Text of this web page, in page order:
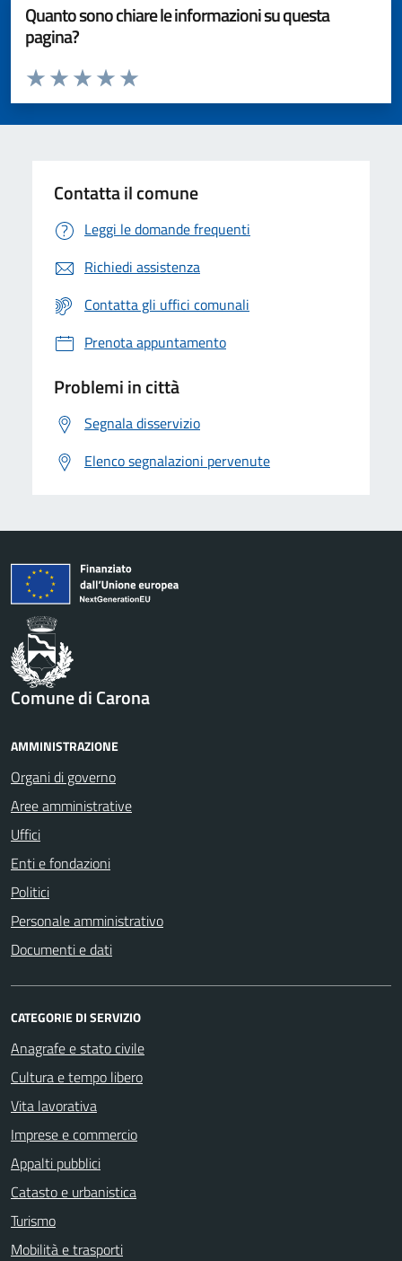
Quanto sono chiare le informazioni su questa
pagina?
Valuta da 1 a 5 stelle la pagina
Valuta 5 stelle su 5
Valuta 4 stelle su 5
Valuta 3 stelle su 5
Valuta 2 stelle su 5
Valuta 1 stelle su 5
Contatta il comune
Leggi le domande frequenti
Richiedi assistenza
Contatta gli uffici comunali
Prenota appuntamento
Problemi in città
Segnala disservizio
Elenco segnalazioni pervenute
Comune di Carona
AMMINISTRAZIONE
Organi di governo
Aree amministrative
Uffici
Enti e fondazioni
Politici
Personale amministrativo
Documenti e dati
CATEGORIE DI SERVIZIO
Anagrafe e stato civile
Cultura e tempo libero
Vita lavorativa
Imprese e commercio
Appalti pubblici
Catasto e urbanistica
Turismo
Mobilità e trasporti